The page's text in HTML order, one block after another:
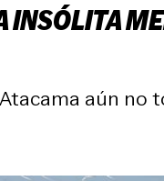
INSÓLITA
aún